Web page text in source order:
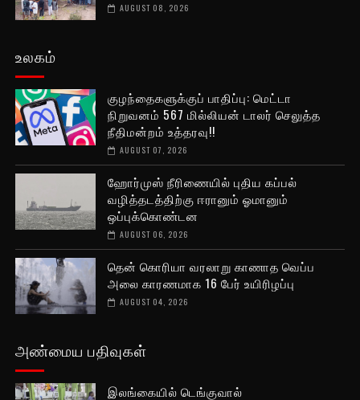
AUGUST 08, 2026
உலகம்
குழந்தைகளுக்குப் பாதிப்பு: மெட்டா
நிறுவனம் 567 மில்லியன் டாலர் செலுத்த
நீதிமன்றம் உத்தரவு!!
AUGUST 07, 2026
ஹோர்முஸ் நீரிணையில் புதிய கப்பல்
வழித்தடத்திற்கு ஈரானும் ஓமானும்
ஒப்புக்கொண்டன
AUGUST 06, 2026
தென் கொரியா வரலாறு காணாத வெப்ப
அலை காரணமாக 16 பேர் உயிரிழப்பு
AUGUST 04, 2026
அண்மைய பதிவுகள்
இலங்கையில் டெங்குவால்